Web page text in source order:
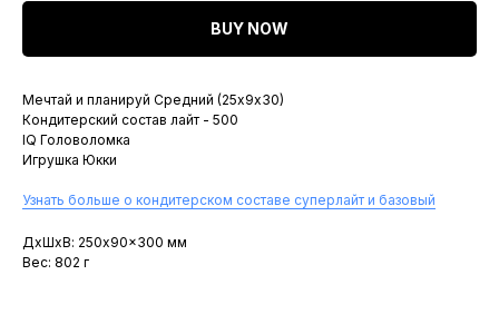
BUY NOW
Мечтай и планируй Средний (25х9х30)
Кондитерский состав лайт - 500
IQ Головоломка
Игрушка Юкки
Узнать больше о кондитерском составе суперлайт и базовый
ДxШxВ: 250x90x300 мм
Вес: 802 г